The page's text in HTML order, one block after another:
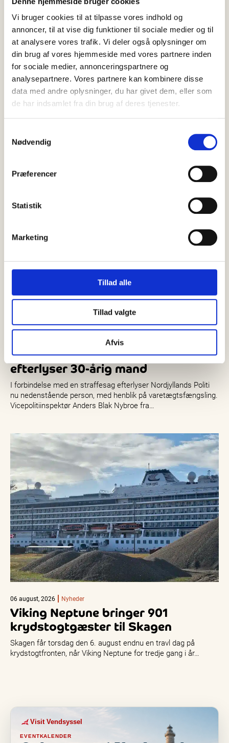
Vi bruger cookies til at tilpasse vores indhold og
annoncer, til at vise dig funktioner til sociale medier og til
at analysere vores trafik. Vi deler også oplysninger om
din brug af vores hjemmeside med vores partnere inden
for sociale medier, annonceringspartnere og
analysepartnere. Vores partnere kan kombinere disse
data med andre oplysninger, du har givet dem, eller som
de har indsamlet fra din brug af deres tjenester.
Nødvendig
Præferencer
Statistik
Marketing
Tillad alle
Tillad valgte
Afvis
07 august, 2026 Nyheder
Indlæg: Havnens betydning for
Er der noget, der kan få mig op i det røde felt, er det, når jeg på
diverse sociale medier…
Efterlysning: Nordjyllands Politi
efterlyser 30-årig mand
I forbindelse med en straffesag efterlyser Nordjyllands Politi
nu nedenstående person, med henblik på varetægtsfængsling.
Vicepolitiinspektør Anders Blak Nybroe fra…
06 august, 2026 Nyheder
Viking Neptune bringer 901
krydstogtgæster til Skagen
Skagen får torsdag den 6. august endnu en travl dag på
krydstogtfronten, når Viking Neptune for tredje gang i år…
Visit Vendsyssel
EVENTKALENDER